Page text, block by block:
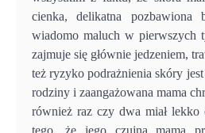
cienka, delikatna pozbawiona
wiadomo maluch w pierwszych
zajmuje się głównie jedzeniem,
też ryzyko podrażnienia skóry
rodziny i zaangażowana mama
również raz czy dwa miał lekko
tego, że jego czujna mama